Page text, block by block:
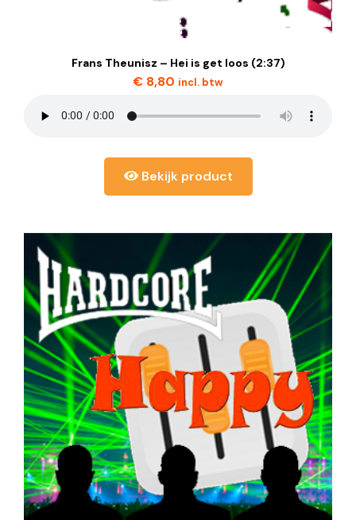
Frans Theunisz – Hei is get loos (2:37)
€ 8,80 incl. btw
Bekijk product